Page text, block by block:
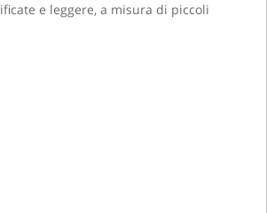
e leggere, a misura di piccoli